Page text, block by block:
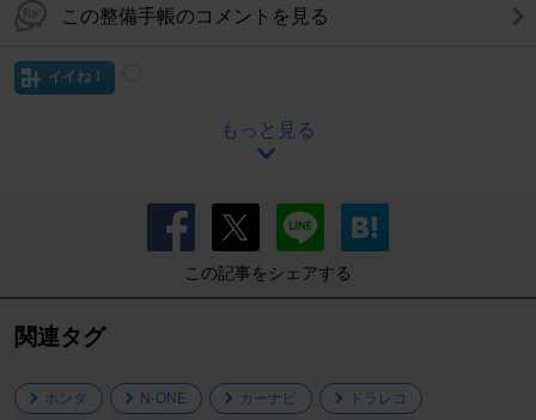
この整備手帳のコメントを見る
イイね！
もっと見る
この記事をシェアする
関連タグ
ホンダ N-ONE カーナビ ドラレコ